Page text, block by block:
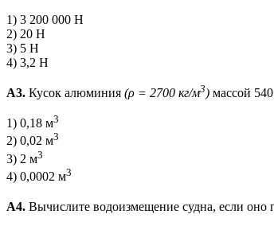
1) 3 200 000 Н
2) 20 Н
3) 5 Н
4) 3,2 Н
А3. Кусок алюминия (ρ = 2700 кг/м3) массой
1) 0,18 м3
2) 0,02 м3
3) 2 м3
4) 0,0002 м3
А4. Вычислите водоизмещение судна, если оно